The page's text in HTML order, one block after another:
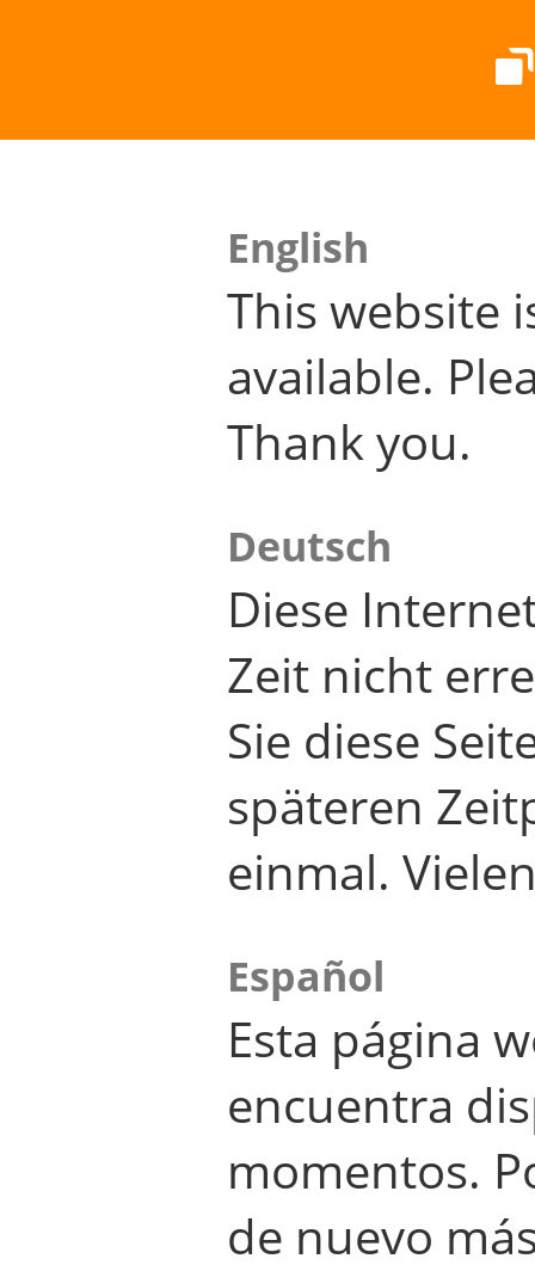
English
This website
available.
Thank you.
Deutsch
Diese
Zeit nicht
Sie diese
späteren
einmal.
Español
Esta página
encuentra
momentos.
de nuevo